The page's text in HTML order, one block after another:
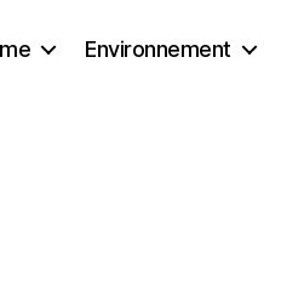
Environnement